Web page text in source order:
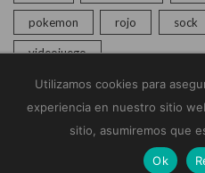
pokemon rojo sock
videojuego
© Copyright 2020 – 2025
derechos reservados |
Utilizamos cookies para
experiencia en nuestro sitio
sitio, asumiremos que
Ok